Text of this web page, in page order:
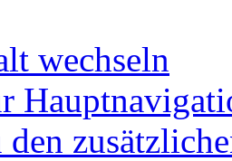
wechseln